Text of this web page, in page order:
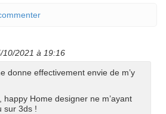
10/2021 à 19:16
donne effectivement envie de m’y
happy Home designer ne m’ayant
sur 3ds !